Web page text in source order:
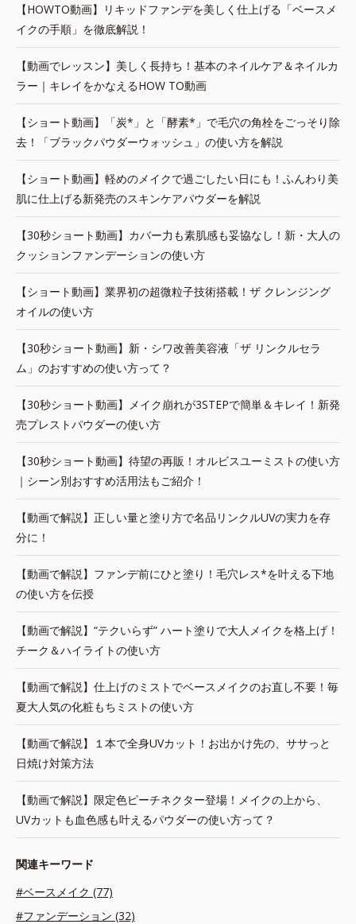
【HOWTO動画】リキッドファンデを美しく仕上げる「ベースメ
イクの手順」を徹底解説！
【動画でレッスン】美しく長持ち！基本のネイルケア＆ネイルカ
ラー｜キレイをかなえるHOW TO動画
【ショート動画】「炭*」と「酵素*」で毛穴の角栓をごっそり除
去！「ブラックパウダーウォッシュ」の使い方を解説
【ショート動画】軽めのメイクで過ごしたい日にも！ふんわり美
肌に仕上げる新発売のスキンケアパウダーを解説
【30秒ショート動画】カバー力も素肌感も妥協なし！新・大人の
クッションファンデーションの使い方
【ショート動画】業界初の超微粒子技術搭載！ザ クレンジング
オイルの使い方
【30秒ショート動画】新・シワ改善美容液「ザ リンクルセラ
ム」のおすすめの使い方って？
【30秒ショート動画】メイク崩れが3STEPで簡単＆キレイ！新発
売プレストパウダーの使い方
【30秒ショート動画】待望の再販！オルビスユーミストの使い方
｜シーン別おすすめ活用法もご紹介！
【動画で解説】正しい量と塗り方で名品リンクルUVの実力を存
分に！
【動画で解説】ファンデ前にひと塗り！毛穴レス*を叶える下地
の使い方を伝授
【動画で解説】“テクいらず” ハート塗りで大人メイクを格上げ！
チーク＆ハイライトの使い方
【動画で解説】仕上げのミストでベースメイクのお直し不要！毎
夏大人気の化粧もちミストの使い方
【動画で解説】１本で全身UVカット！お出かけ先の、ササっと
日焼け対策方法
【動画で解説】限定色ピーチネクター登場！メイクの上から、
UVカットも血色感も叶えるパウダーの使い方って？
関連キーワード
#ベースメイク (77)
#ファンデーション (32)